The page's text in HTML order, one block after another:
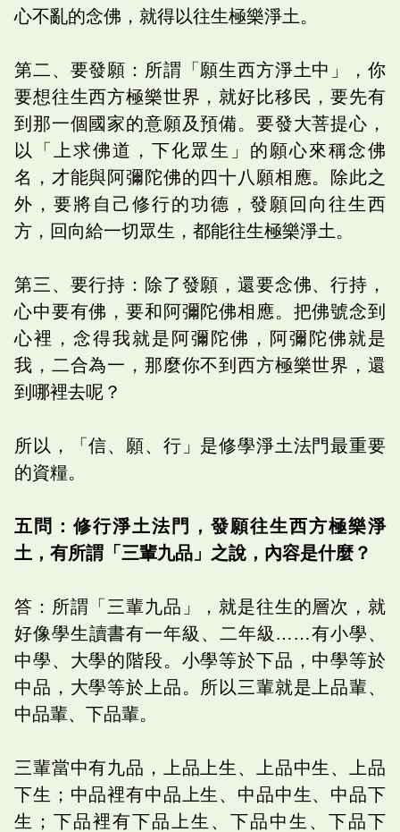
心不亂的念佛，就得以往生極樂淨土。
第二、要發願：所謂「願生西方淨土中」，你
要想往生西方極樂世界，就好比移民，要先有
到那一個國家的意願及預備。要發大菩提心，
以「上求佛道，下化眾生」的願心來稱念佛
名，才能與阿彌陀佛的四十八願相應。除此之
外，要將自己修行的功德，發願回向往生西
方，回向給一切眾生，都能往生極樂淨土。
第三、要行持：除了發願，還要念佛、行持，
心中要有佛，要和阿彌陀佛相應。把佛號念到
心裡，念得我就是阿彌陀佛，阿彌陀佛就是
我，二合為一，那麼你不到西方極樂世界，還
到哪裡去呢？
所以，「信、願、行」是修學淨土法門最重要
的資糧。
五問：修行淨土法門，發願往生西方極樂淨
土，有所謂「三輩九品」之說，內容是什麼？
答：所謂「三輩九品」，就是往生的層次，就
好像學生讀書有一年級、二年級……有小學、
中學、大學的階段。小學等於下品，中學等於
中品，大學等於上品。所以三輩就是上品輩、
中品輩、下品輩。
三輩當中有九品，上品上生、上品中生、上品
下生；中品裡有中品上生、中品中生、中品下
生；下品裡有下品上生、下品中生、下品下